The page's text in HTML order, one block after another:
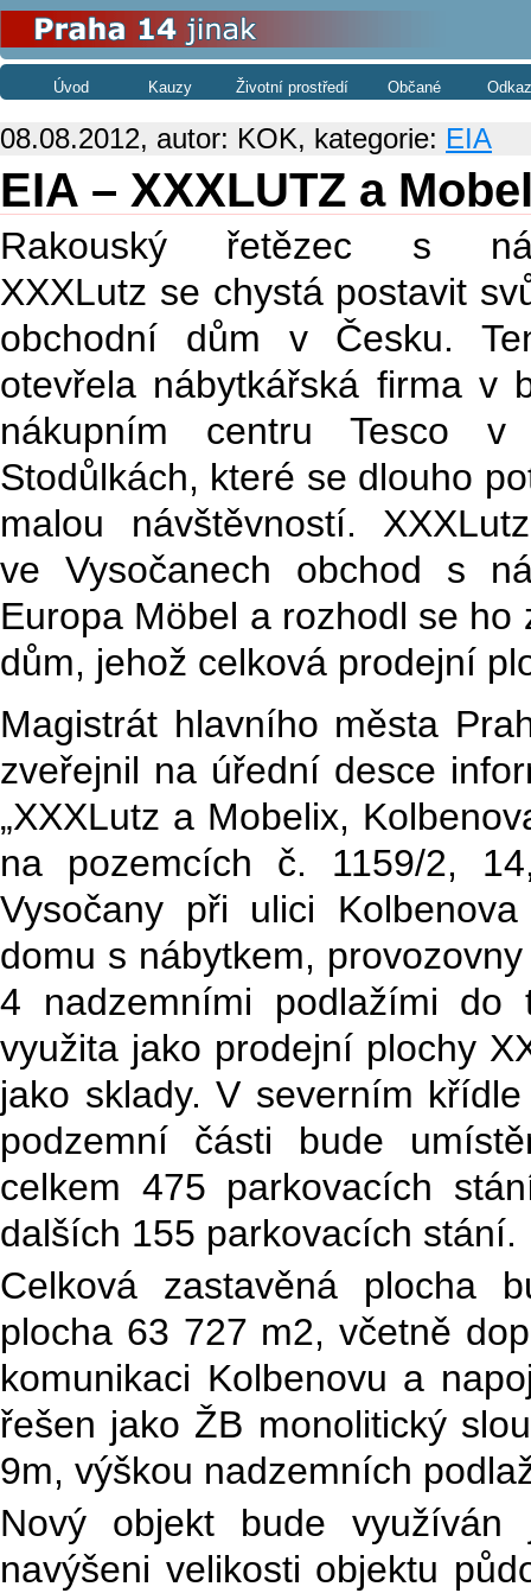
Úvod Kauzy Životní prostředí Občané
08.08.2012, autor: KOK, kategorie: EIA
EIA – XXXLUTZ a
Rakouský řetězec s
XXXLutz se chystá postavit
obchodní dům v Česku.
otevřela nábytkářská firma v
nákupním centru Tesco v
Stodůlkách, které se dlouho
malou návštěvností.
ve Vysočanech obchod s
Europa Möbel a rozhodl se
dům, jehož celková prodejní
Magistrát hlavního města
zveřejnil na úřední desce
„XXXLutz a Mobelix,
na pozemcích č. 1159/2,
Vysočany při ulici
domu s nábytkem,
4 nadzemními podlažími do
využita jako prodejní plochy
jako sklady. V severním
podzemní části bude
celkem 475 parkovacích
dalších 155 parkovacích stání.
Celková zastavěná plocha
plocha 63 727 m2, včetně
komunikaci Kolbenovu a
řešen jako ŽB monolitický
9m, výškou nadzemních
Nový objekt bude
navýšeni velikosti objektu